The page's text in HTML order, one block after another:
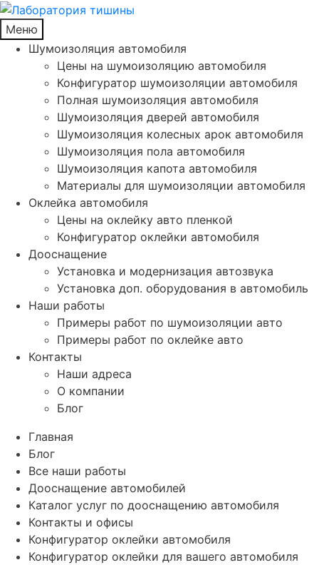
Меню
Шумоизоляция автомобиля
Цены на шумоизоляцию автомобиля
Конфигуратор шумоизоляции автомобиля
Полная шумоизоляция автомобиля
Шумоизоляция дверей автомобиля
Шумоизоляция колесных арок автомобиля
Шумоизоляция пола автомобиля
Шумоизоляция капота автомобиля
Материалы для шумоизоляции автомобиля
Оклейка автомобиля
Цены на оклейку авто пленкой
Конфигуратор оклейки автомобиля
Дооснащение
Установка и модернизация автозвука
Установка доп. оборудования в автомобиль
Наши работы
Примеры работ по шумоизоляции авто
Примеры работ по оклейке авто
Контакты
Наши адреса
О компании
Блог
Главная
Блог
Все наши работы
Дооснащение автомобилей
Каталог услуг по дооснащению автомобиля
Контакты и офисы
Конфигуратор оклейки автомобиля
Конфигуратор оклейки для вашего автомобиля